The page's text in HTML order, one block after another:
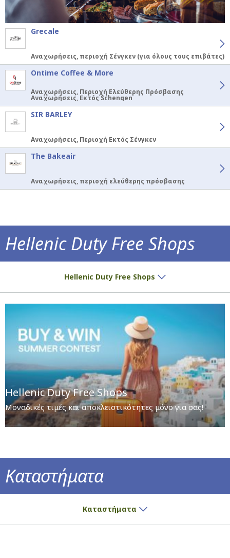
Grecale
Αναχωρήσεις, περιοχή Σένγκεν (για όλους τους επιβάτες)
Ontime Coffee & More
Αναχωρήσεις, Περιοχή Ελεύθερης Πρόσβασης
Αναχωρήσεις, Εκτός Schengen
SIR BARLEY
Αναχωρήσεις, Περιοχή Εκτός Σένγκεν
The Bakeair
Αναχωρήσεις, περιοχή ελεύθερης πρόσβασης
Hellenic Duty Free Shops
Hellenic Duty Free Shops
Hellenic Duty Free Shops
Μοναδικές τιμές και αποκλειστικότητες μόνο για σας!
Καταστήματα
Καταστήματα